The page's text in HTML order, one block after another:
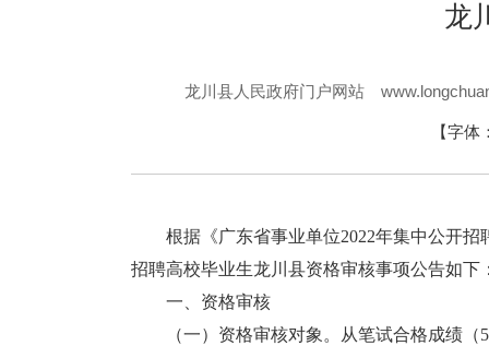
龙
龙川县人民政府门户网站
【字体
根据《广东省事业单位2022年集中公开招
招聘高校毕业生龙川县资格审核事项公告如下
一、资格审核
（一）资格审核对象。从笔试合格成绩（